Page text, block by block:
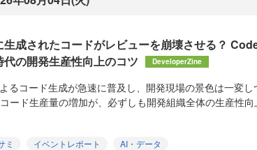
生成されたコードがレビューを崩壊させる？
代の開発生産性向上のコツ
DeveloperZine
るコード生成が急速に普及し、開発現場の景色は一変し
ード生産量の増加が、必ずしも開発組織全体の生産性
ミ イベントレポート
AI・データ